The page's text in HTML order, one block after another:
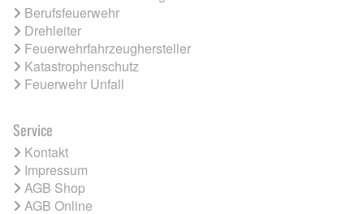
Berufsfeuerwehr
Drehleiter
Feuerwehrfahrzeughersteller
Katastrophenschutz
Feuerwehr Unfall
Service
Kontakt
Impressum
AGB Shop
AGB Online